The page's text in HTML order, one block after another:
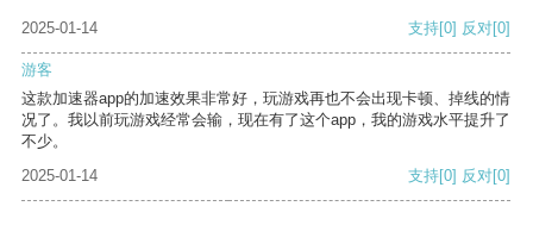
2025-01-14 支持[0] 反对[0]
游客
这款加速器app的加速效果非常好，玩游戏再也不会出现卡顿、掉线的情
况了。我以前玩游戏经常会输，现在有了这个app，我的游戏水平提升了
不少。
2025-01-14
支持[0] 反对[0]